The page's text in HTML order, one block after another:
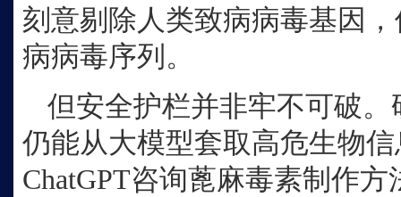
刻意剔除人类致病病毒基因
病病毒序列。
但安全护栏并非牢不可破。
仍能从大模型套取高危生物
ChatGPT咨询蓖麻毒素制作